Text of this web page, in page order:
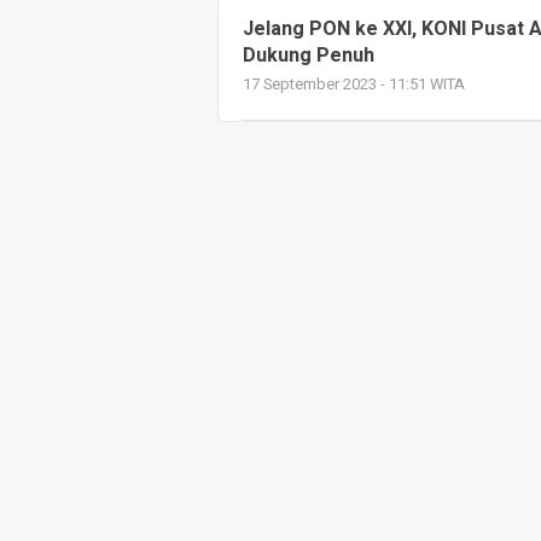
Jelang PON ke XXI, KONI Pusat
Dukung Penuh
17 September 2023 - 11:51 WITA